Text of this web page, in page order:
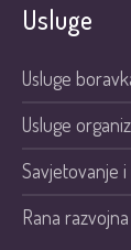
Usluge
Usluge
Usluge
Savjetovanje
Rana